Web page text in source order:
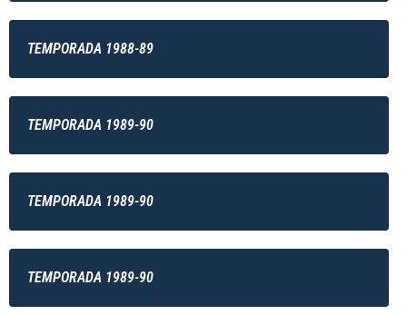
TEMPORADA 1988-89
TEMPORADA 1989-90
TEMPORADA 1989-90
TEMPORADA 1989-90